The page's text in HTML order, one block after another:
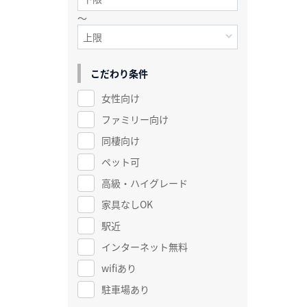
～
こだわり条件
女性向け
ファミリー向け
同棲向け
ペット可
高級・ハイグレード
家具なしOK
駅近
インターネット無料
wifiあり
駐車場あり